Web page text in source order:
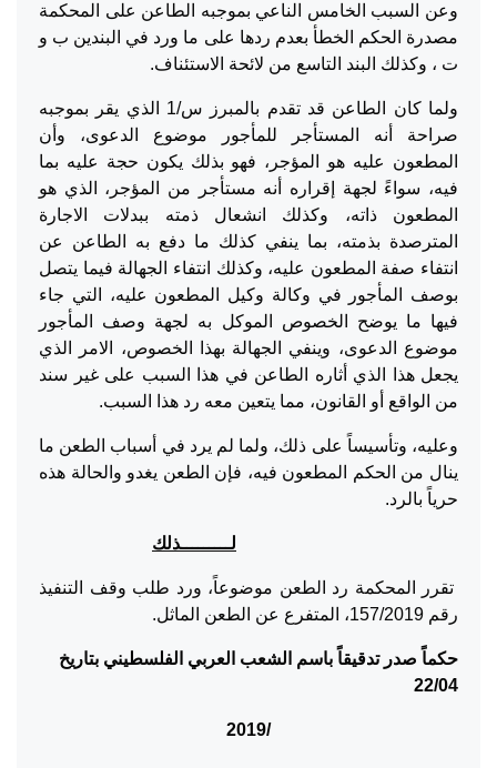
وعن السبب الخامس الناعي بموجبه الطاعن على المحكمة
مصدرة الحكم الخطأ بعدم ردها على ما ورد في البندين ب و
ت ، وكذلك البند التاسع من لائحة الاستئناف.
ولما كان الطاعن قد تقدم بالمبرز س/1 الذي يقر بموجبه
صراحة أنه المستأجر للمأجور موضوع الدعوى، وأن
المطعون عليه هو المؤجر، فهو بذلك يكون حجة عليه بما
فيه، سواءً لجهة إقراره أنه مستأجر من المؤجر، الذي هو
المطعون ذاته، وكذلك انشعال ذمته ببدلات الاجارة
المترصدة بذمته، بما ينفي كذلك ما دفع به الطاعن عن
انتفاء صفة المطعون عليه، وكذلك انتفاء الجهالة فيما يتصل
بوصف المأجور في وكالة وكيل المطعون عليه، التي جاء
فيها ما يوضح الخصوص الموكل به لجهة وصف المأجور
موضوع الدعوى، وينفي الجهالة بهذا الخصوص، الامر الذي
يجعل هذا الذي أثاره الطاعن في هذا السبب على غير سند
من الواقع أو القانون، مما يتعين معه رد هذا السبب.
وعليه، وتأسيساً على ذلك، ولما لم يرد في أسباب الطعن ما
ينال من الحكم المطعون فيه، فإن الطعن يغدو والحالة هذه
حرياً بالرد.
لـــــــــذلك
تقرر المحكمة رد الطعن موضوعاً، ورد طلب وقف التنفيذ
رقم 157/2019، المتفرع عن الطعن الماثل.
حكماً صدر تدقيقاً باسم الشعب العربي الفلسطيني بتاريخ
22/04
/2019